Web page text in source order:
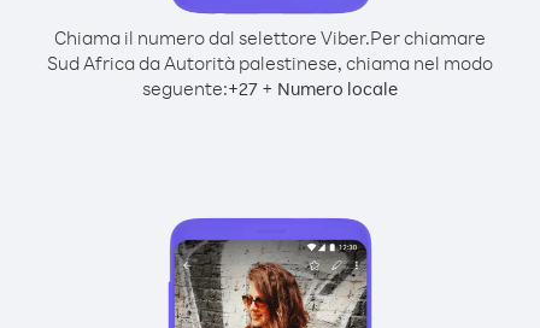
Chiama il numero dal selettore Viber.Per chiamare
Sud Africa da Autorità palestinese, chiama nel modo
seguente:+27 + Numero locale